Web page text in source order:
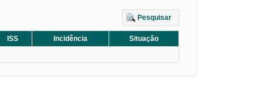
Pesquisar
ISS Incidência
Situação